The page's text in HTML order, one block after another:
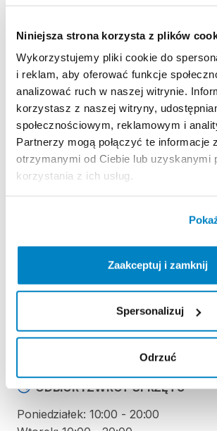
Niniejsza strona korzysta z plików
Wykorzystujemy pliki cookie do
i reklam, aby oferować funkcje
analizować ruch w naszej witrynie.
korzystasz z naszej witryny,
społecznościowym, reklamowym i
Partnerzy mogą połączyć te informacje
otrzymanymi od Ciebie lub uzyskanymi
korzystania z ich usług.
Zaakceptuj i zamknij
Spersonalizuj
Odrzuć
60 cm waga 425 g
Produkt z certyfikatem CE zgodnie z
13089:2011 + A1:2015; UIAA 152:2018
Strona produktu w sklepie
Zasady wypożyczenia
Regulamin wypożyczalni
KAUCJA
Nie pobieramy kaucji za
produktu
ODBIÓR I ZWROT SPRZĘTU
Poniedziałek: 10:00 - 20:00